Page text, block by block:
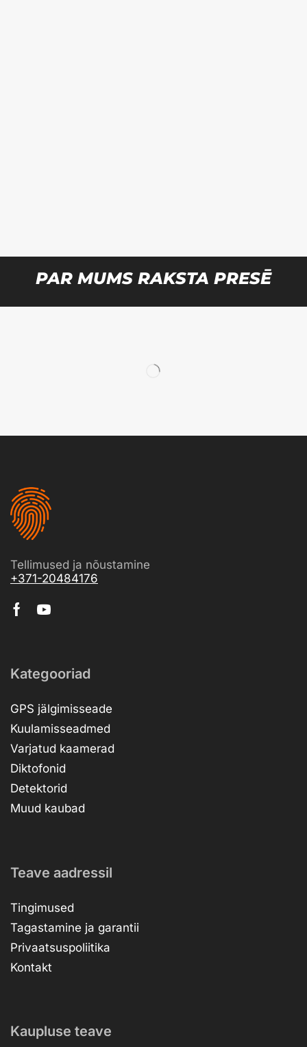
PAR MUMS RAKSTA PRESĒ
Tellimused ja nõustamine
+371-20484176
Kategooriad
GPS jälgimisseade
Kuulamisseadmed
Varjatud kaamerad
Diktofonid
Detektorid
Muud kaubad
Teave aadressil
Tingimused
Tagastamine ja garantii
Privaatsuspoliitika
Kontakt
Kaupluse teave